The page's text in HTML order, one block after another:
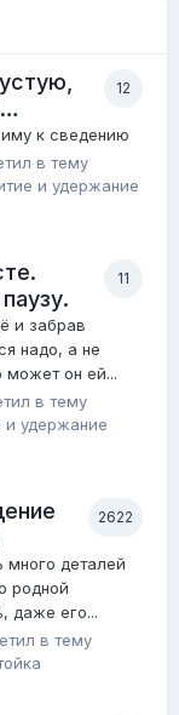
12
к сведению
в тему
и удержание
11
и забрав
надо, а не
может он ей...
в тему
и удержание
2622
много деталей
родной
даже его...
в тему